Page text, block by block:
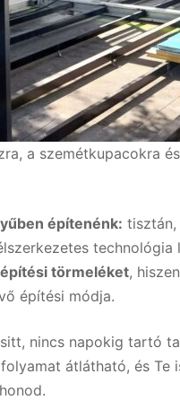
a szemétkupacokra
építenénk: tisztán,
technológia
törmeléket,
építési módja.
nincs napokig tartó
átlátható, és Te